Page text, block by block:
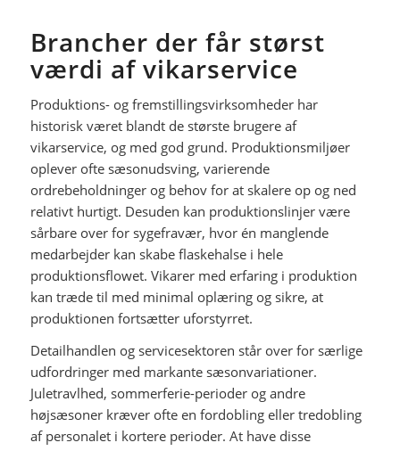
Brancher der får størst
værdi af vikarservice
Produktions- og fremstillingsvirksomheder har
historisk været blandt de største brugere af
vikarservice, og med god grund. Produktionsmiljøer
oplever ofte sæsonudsving, varierende
ordrebeholdninger og behov for at skalere op og ned
relativt hurtigt. Desuden kan produktionslinjer være
sårbare over for sygefravær, hvor én manglende
medarbejder kan skabe flaskehalse i hele
produktionsflowet. Vikarer med erfaring i produktion
kan træde til med minimal oplæring og sikre, at
produktionen fortsætter uforstyrret.
Detailhandlen og servicesektoren står over for særlige
udfordringer med markante sæsonvariationer.
Juletravlhed, sommerferie-perioder og andre
højsæsoner kræver ofte en fordobling eller tredobling
af personalet i kortere perioder. At have disse